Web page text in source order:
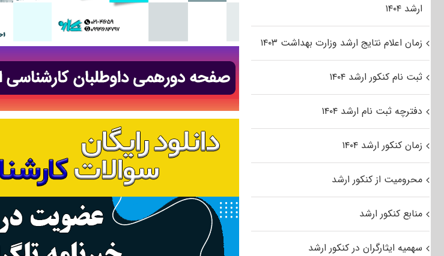
ارشد ۱۴۰۴
زمان اعلام نتایج ارشد وزارت بهداشت ۱۴۰۳
ثبت نام کنکور ارشد ۱۴۰۴
دفترچه ثبت نام ارشد ۱۴۰۴
زمان کنکور ارشد ۱۴۰۴
محرومیت از کنکور ارشد
منابع کنکور ارشد
سهمیه ایثارگران در کنکور ارشد